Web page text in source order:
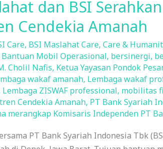
dan BSI
Cendekia Amanah
Care, BSI Maslahat Care, Care &
Bantuan Mobil Operasional, bersinergi,
Cholil Nafis, Ketua Yayasan Pondok
wakaf amanah, Lembaga wakaf
Lembaga ZISWAF professional, mobilitas
Cendekia Amanah, PT Bank Syariah
merangkap Komisaris Independen PT
PT Bank Syariah Indonesia Tbk